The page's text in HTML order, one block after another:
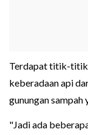
Terdapat titik-titik
keberadaan api
gunungan sampah
"Jadi ada